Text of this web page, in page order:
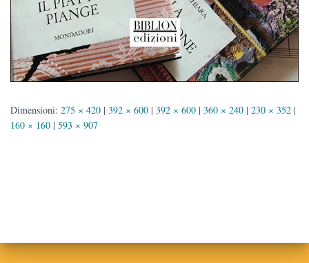
Dimensioni: 275 × 420 | 392 × 600 | 392 × 600 | 360 × 240 | 230 × 352 |
160 × 160 | 593 × 907